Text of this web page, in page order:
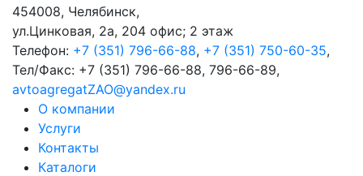
454008, Челябинск,
ул.Цинковая, 2а, 204 офис; 2 этаж
Телефон: +7 (351) 796-66-88, +7 (351) 750-60-35,
Тел/Факс: +7 (351) 796-66-88, 796-66-89,
avtoagregatZAO@yandex.ru
О компании
Услуги
Контакты
Каталоги